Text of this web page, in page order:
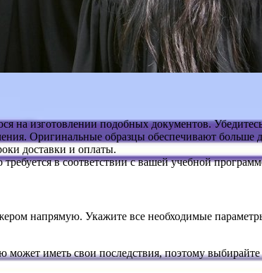
изготовлении подобных документов.
Оригинальные образцы обеспечивают больше
доставки и оплаты.
в соответствии с вашей учебной
напрямую. Укажите все необходимые
иметь свои последствия, поэтому